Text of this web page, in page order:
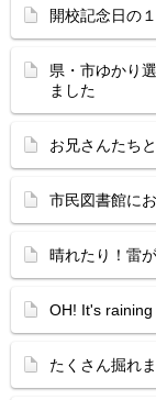
開校記念日の
県・市ゆかり
ました
お兄さんたち
市民図書館に
晴れたり！雷
OH! It's
たくさん掘